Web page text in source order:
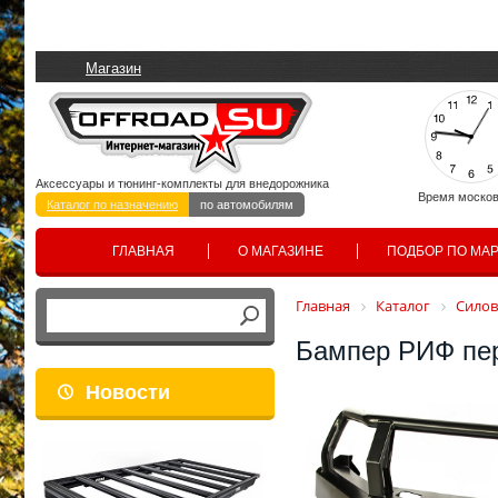
Магазин
Время
Аксессуары и тюнинг-комплекты для внедорожника
Каталог по назначению
по автомобилям
ГЛАВНАЯ О МАГАЗИНЕ ПОДБОР ПО
Новости
Главная Каталог
Бампер РИФ